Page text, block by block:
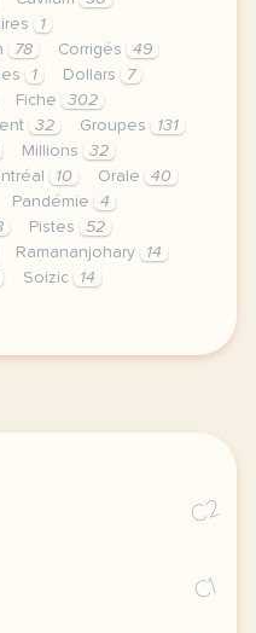
1
78 Corrigés
49
1 Dollars
7
Fiche
302
32 Groupes
131
Millions
32
10 Orale
40
Pandémie
4
Pistes
52
Ramananjohary
14
Soizic
14
est une priorite
C2
C1